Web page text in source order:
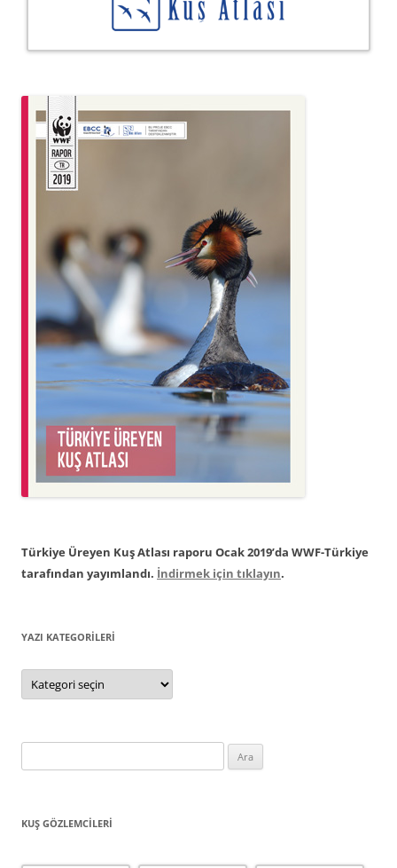
Türkiye Üreyen Kuş Atlası raporu Ocak 2019’da WWF-Türkiye
tarafından yayımlandı. İndirmek için tıklayın.
YAZI KATEGORILERI
Yazı
Kategorileri
KUŞ GÖZLEMCILERI